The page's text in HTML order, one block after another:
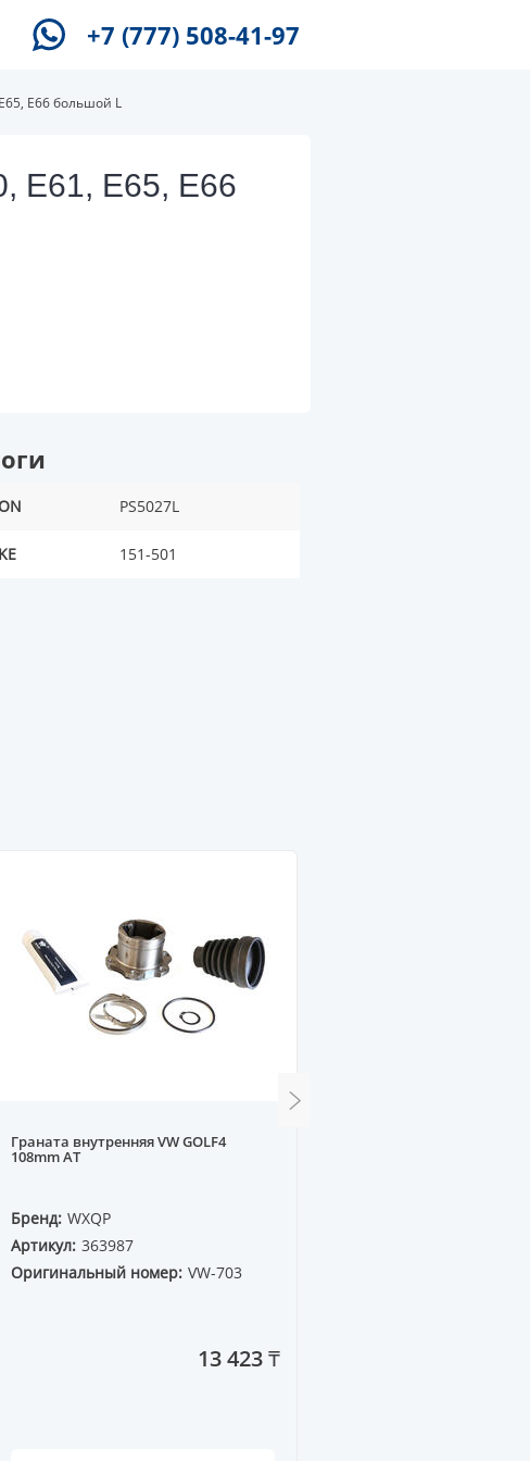
+7 (777) 508-41-97
E66 большой L
E61, E65, E66
PS5027L
151-501
Граната внутренняя VW GOLF4
108mm AT
Бренд: WXQP
Артикул: 363987
Оригинальный номер: VW-703
13 423 ₸